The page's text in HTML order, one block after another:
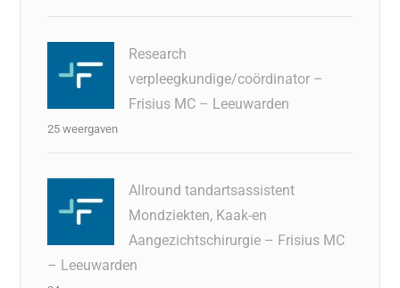
Research
verpleegkundige/coördinator –
Frisius MC – Leeuwarden
25 weergaven
Allround tandartsassistent
Mondziekten, Kaak-en
Aangezichtschirurgie – Frisius MC
– Leeuwarden